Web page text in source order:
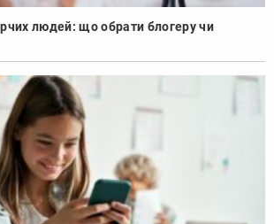
людей: що обрати блогеру чи